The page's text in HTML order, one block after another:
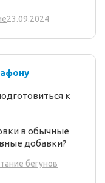
23.09.2024
к
в обычные
добавки?
бегунов